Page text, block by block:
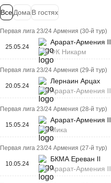
ВсеДома В гостях
Первая лига 23/24 Армения (30-й тур)
25.05.24
Арарат-Армения II
ФК Никарм
Первая лига 23/24 Армения (29-й тур)
20.05.24
Лернаин Арцах
Арарат-Армения II
Первая лига 23/24 Армения (28-й тур)
15.05.24
Арарат-Армения II
Мика
Первая лига 23/24 Армения (27-й тур)
10.05.24
БКМА Ереван II
Арарат-Армения II